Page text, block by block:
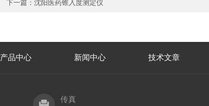
下一篇： 沈阳医药锥入度测定仪
产品中心 新闻中心 技术文章
传真